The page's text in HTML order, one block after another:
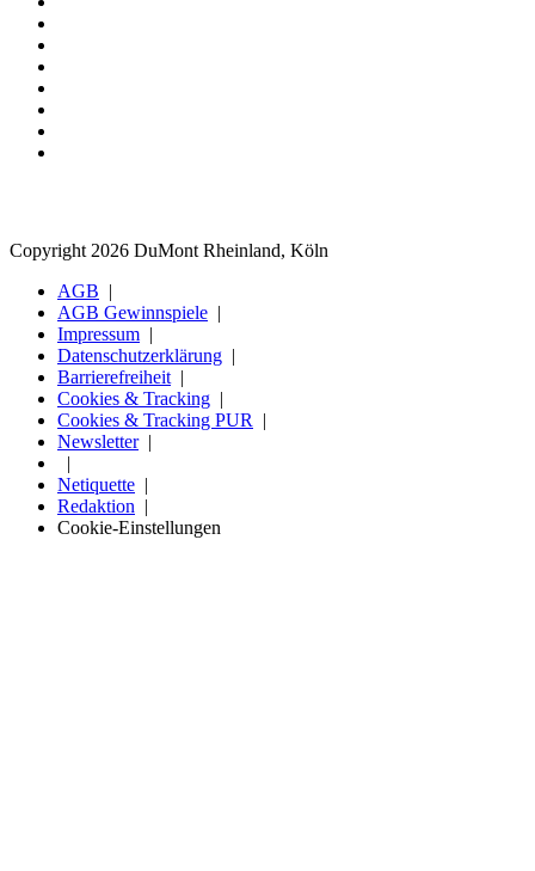
Copyright 2026 DuMont Rheinland, Köln
AGB
AGB Gewinnspiele
Impressum
Datenschutzerklärung
Barrierefreiheit
Cookies & Tracking
Cookies & Tracking PUR
Newsletter
Netiquette
Redaktion
Cookie-Einstellungen